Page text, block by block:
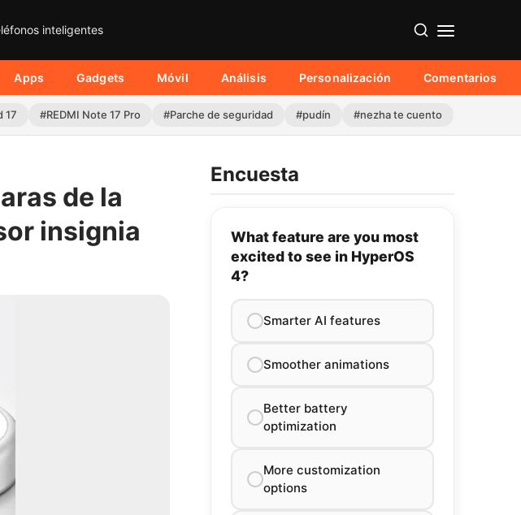
inteligentes
Apps Gadgets Móvil Análisis Personalización Comentarios
17 #REDMI Note 17 Pro #Parche de seguridad #pudín #nezha te cuento
de la
insignia
Encuesta
What feature are you most
excited to see in HyperOS
4?
Smarter AI features
Smoother animations
Better battery
optimization
More customization
options